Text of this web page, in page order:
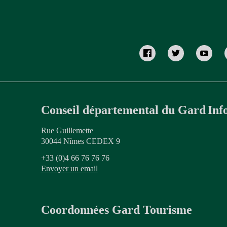
Conseil départemental du Gard
Rue Guillemette
30044 Nîmes CEDEX 9
+33 (0)4 66 76 76 76
Envoyer un email
Coordonnées Gard Tourisme